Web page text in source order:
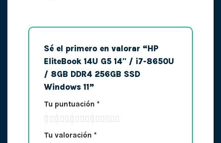
Sé el primero en valorar “HP
EliteBook 14U G5 14″ / i7-8650U
/ 8GB DDR4 256GB SSD
Windows 11”
Tu puntuación *
Tu valoración *